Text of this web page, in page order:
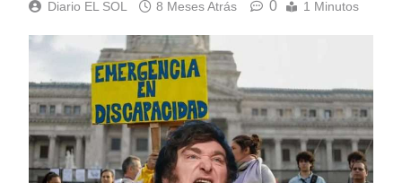
Diario EL SOL 8 Meses Atrás 0 1 Minutos